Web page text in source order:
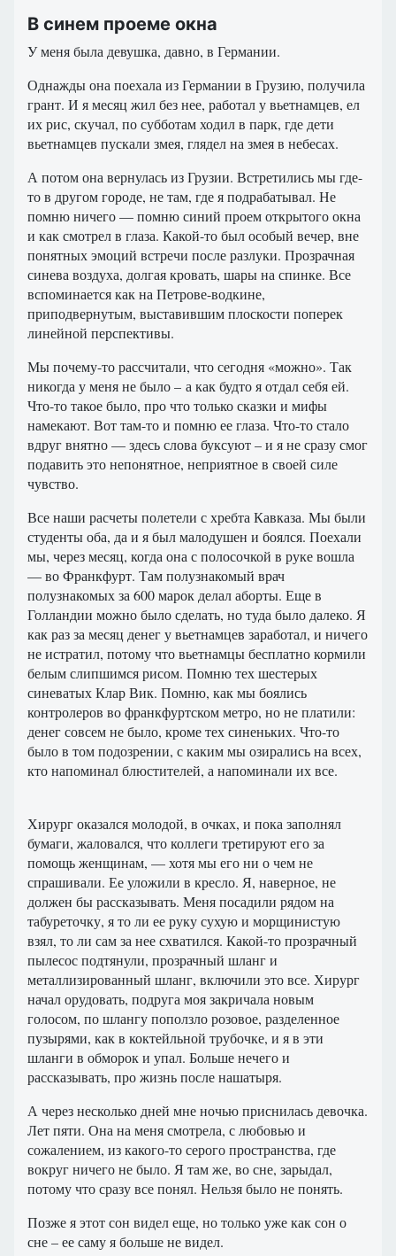
В синем проеме окна
У меня была девушка, давно, в Германии.
Однажды она поехала из Германии в Грузию, получила
грант. И я месяц жил без нее, работал у вьетнамцев, ел
их рис, скучал, по субботам ходил в парк, где дети
вьетнамцев пускали змея, глядел на змея в небесах.
А потом она вернулась из Грузии. Встретились мы где-
то в другом городе, не там, где я подрабатывал. Не
помню ничего — помню синий проем открытого окна
и как смотрел в глаза. Какой-то был особый вечер, вне
понятных эмоций встречи после разлуки. Прозрачная
синева воздуха, долгая кровать, шары на спинке. Все
вспоминается как на Петрове-водкине,
приподвернутым, выставившим плоскости поперек
линейной перспективы.
Мы почему-то рассчитали, что сегодня «можно». Так
никогда у меня не было – а как будто я отдал себя ей.
Что-то такое было, про что только сказки и мифы
намекают. Вот там-то и помню ее глаза. Что-то стало
вдруг внятно — здесь слова буксуют – и я не сразу смог
подавить это непонятное, неприятное в своей силе
чувство.
Все наши расчеты полетели с хребта Кавказа. Мы были
студенты оба, да и я был малодушен и боялся. Поехали
мы, через месяц, когда она с полосочкой в руке вошла
— во Франкфурт. Там полузнакомый врач
полузнакомых за 600 марок делал аборты. Еще в
Голландии можно было сделать, но туда было далеко. Я
как раз за месяц денег у вьетнамцев заработал, и ничего
не истратил, потому что вьетнамцы бесплатно кормили
белым слипшимся рисом. Помню тех шестерых
синеватых Клар Вик. Помню, как мы боялись
контролеров во франкфуртском метро, но не платили:
денег совсем не было, кроме тех синеньких. Что-то
было в том подозрении, с каким мы озирались на всех,
кто напоминал блюстителей, а напоминали их все.
Хирург оказался молодой, в очках, и пока заполнял
бумаги, жаловался, что коллеги третируют его за
помощь женщинам, — хотя мы его ни о чем не
спрашивали. Ее уложили в кресло. Я, наверное, не
должен бы рассказывать. Меня посадили рядом на
табуреточку, я то ли ее руку сухую и морщинистую
взял, то ли сам за нее схватился. Какой-то прозрачный
пылесос подтянули, прозрачный шланг и
металлизированный шланг, включили это все. Хирург
начал орудовать, подруга моя закричала новым
голосом, по шлангу поползло розовое, разделенное
пузырями, как в коктейльной трубочке, и я в эти
шланги в обморок и упал. Больше нечего и
рассказывать, про жизнь после нашатыря.
А через несколько дней мне ночью приснилась девочка.
Лет пяти. Она на меня смотрела, с любовью и
сожалением, из какого-то серого пространства, где
вокруг ничего не было. Я там же, во сне, зарыдал,
потому что сразу все понял. Нельзя было не понять.
Позже я этот сон видел еще, но только уже как сон о
сне – ее саму я больше не видел.